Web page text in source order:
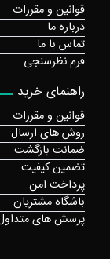
قوانین و مقررات
درباره ما
تماس با ما
فرم نظرسنجی
راهنمای خرید
قوانین و مقررات
روش های ارسال
ضمانت بازگشت
تضمین کیفیت
پرداخت امن
باشگاه مشتریان
پرسش های